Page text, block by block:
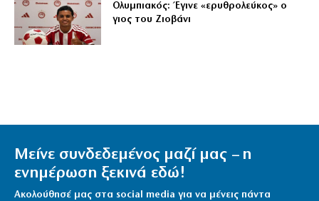
Ολυμπιακός: Έγινε «ερυθρολεύκος» ο
γιος του Ζιοβάνι
Μείνε συνδεδεμένος μαζί μας – η
ενημέρωση ξεκινά εδώ!
Ακολούθησέ μας στα social media για να μένεις πάντα